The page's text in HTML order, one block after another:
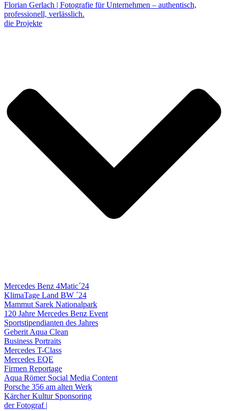
Florian Gerlach | Fotografie für Unternehmen – authentisch,
professionell, verlässlich.
die Projekte
Mercedes Benz 4Matic´24
KlimaTage Land BW ´24
Mammut Sarek Nationalpark
120 Jahre Mercedes Benz Event
Sportstipendianten des Jahres
Geberit Aqua Clean
Business Portraits
Mercedes T-Class
Mercedes EQE
Firmen Reportage
Aqua Römer Social Media Content
Porsche 356 am alten Werk
Kärcher Kultur Sponsoring
der Fotograf |